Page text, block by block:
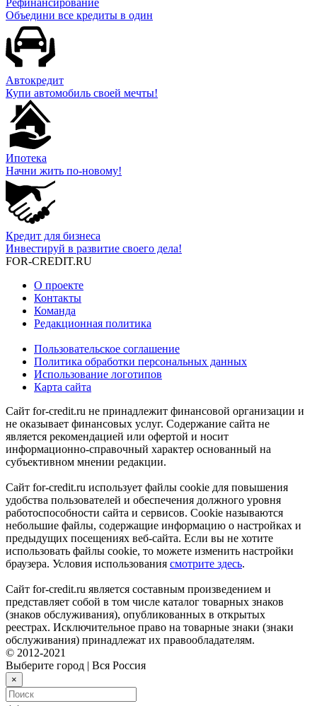
Объедини все кредиты в один
Автокредит
Купи автомобиль своей мечты!
Ипотека
Начни жить по-новому!
Кредит для бизнеса
Инвестируй в развитие своего дела!
FOR-CREDIT.RU
О проекте
Контакты
Команда
Редакционная политика
Пользовательское соглашение
Политика обработки персональных данных
Использование логотипов
Карта сайта
Сайт for-credit.ru не принадлежит финансовой организации и
не оказывает финансовых услуг. Содержание сайта не
является рекомендацией или офертой и носит
информационно-справочный характер основанный на
субъективном мнении редакции.
Сайт for-credit.ru использует файлы cookie для повышения
удобства пользователей и обеспечения должного уровня
работоспособности сайта и сервисов. Cookie называются
небольшие файлы, содержащие информацию о настройках и
предыдущих посещениях веб-сайта. Если вы не хотите
использовать файлы cookie, то можете изменить настройки
браузера. Условия использования смотрите здесь.
Сайт for-credit.ru является составным произведением и
представляет собой в том числе каталог товарных знаков
(знаков обслуживания), опубликованных в открытых
реестрах. Исключительное право на товарные знаки (знаки
обслуживания) принадлежат их правообладателям.
© 2012-2021
Выберите город | Вся Россия
×